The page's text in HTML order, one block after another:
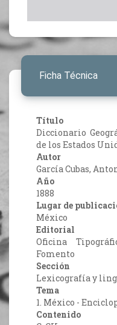
Ficha Técnica
Título
Diccionario
de los Estados
Autor
García Cubas,
Año
1888
Lugar de
México
Editorial
Oficina
Fomento
Sección
Lexicografía y
Tema
1. México -
Contenido